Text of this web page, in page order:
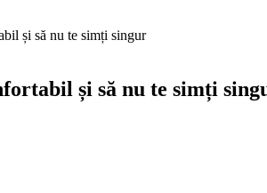
și să nu te simți singur
și să nu te simți